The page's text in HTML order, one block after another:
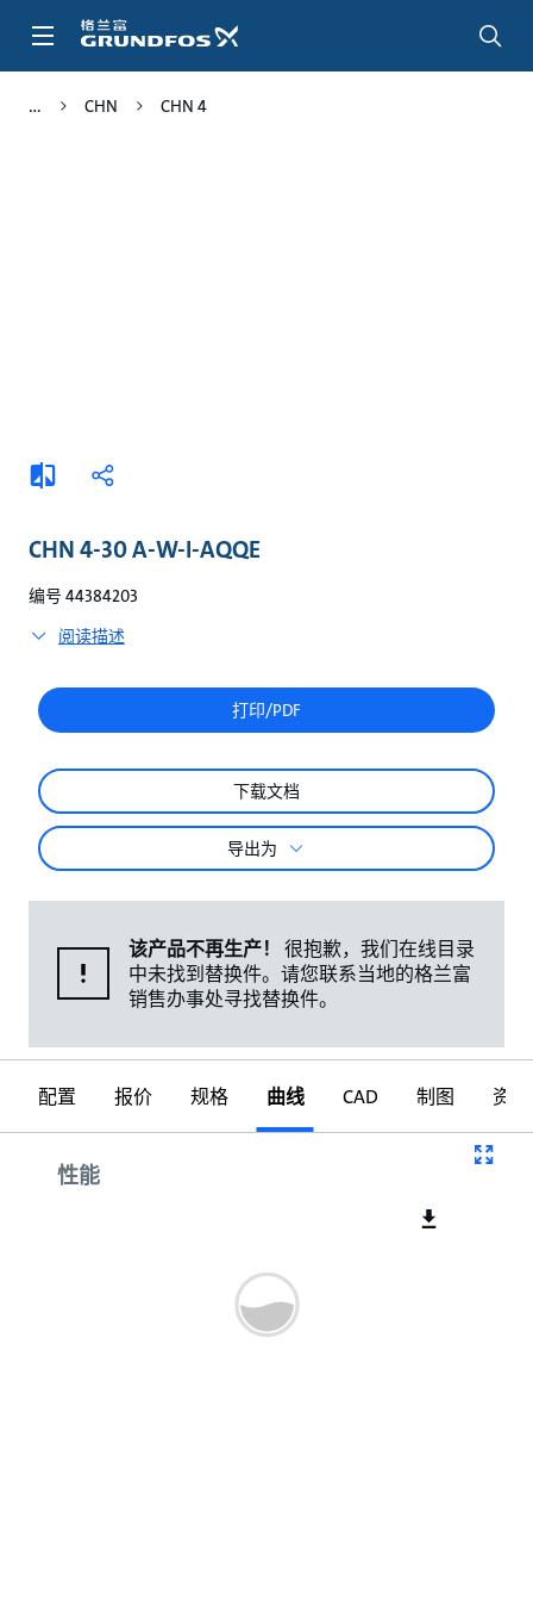
CHN CHN 4
添
加
分
CHN 4-30 A-W-I-AQQE
编号 44384203
阅读描述
打印/PDF
下载文档
导出为
该产品不再生产！
很抱歉，我们在线目录
中未找到替换件。请您联系当地的格兰富
销售办事处寻找替换件。
配置 报价 规格 曲线 CAD 制图 资料
性能